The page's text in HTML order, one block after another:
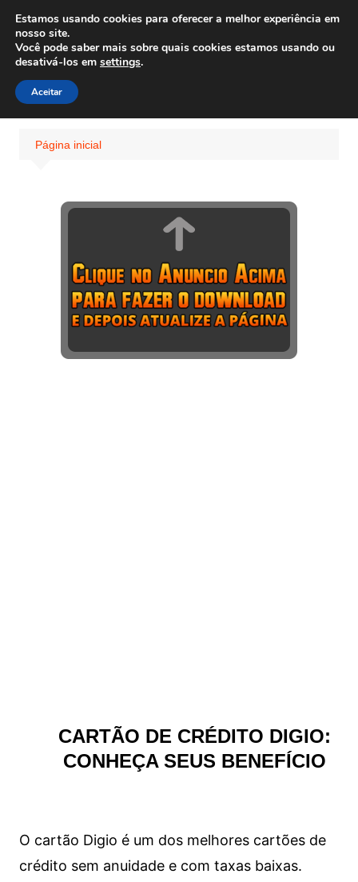
para
conteúdo
Wiley Wales
corais algas e vida marinha
Página inicial
CARTÃO DE CRÉDITO DIGIO:
CONHEÇA SEUS BENEFÍCIO
O cartão Digio é um dos melhores cartões de
crédito sem anuidade e com taxas baixas.
Estamos usando cookies para oferecer a melhor experiência em
nosso site.
Você pode saber mais sobre quais cookies estamos usando ou
desativá-los em settings.
Aceitar